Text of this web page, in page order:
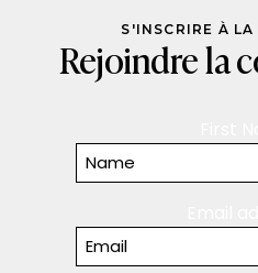
S'INSCRIRE À LA
Rejoindre la